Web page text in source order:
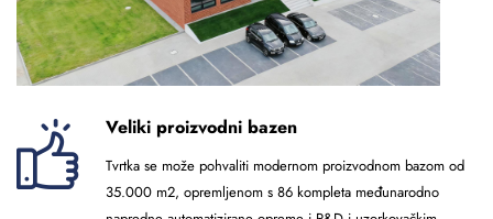
Veliki proizvodni bazen
Tvrtka se može pohvaliti modernom proizvodnom bazom od
35.000 m2, opremljenom s 86 kompleta međunarodno